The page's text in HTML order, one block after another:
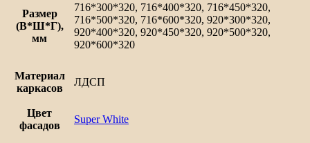
Размер
(В*Ш*Г),
мм
716*300*320, 716*400*320, 716*450*320,
716*500*320, 716*600*320, 920*300*320,
920*400*320, 920*450*320, 920*500*320,
920*600*320
Материал
каркасов
ЛДСП
Цвет
фасадов
Super White